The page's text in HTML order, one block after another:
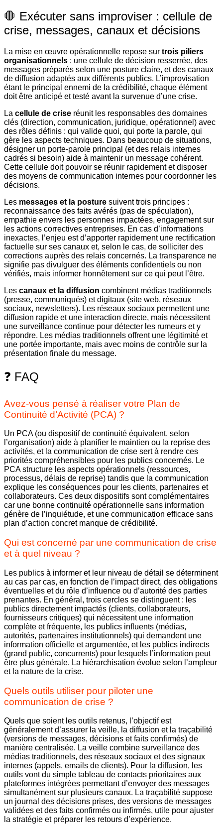
🛑 Exécuter sans improviser : cellule de
crise, messages, canaux et décisions
La mise en œuvre opérationnelle repose sur trois piliers
organisationnels : une cellule de décision resserrée, des
messages préparés selon une posture claire, et des canaux
de diffusion adaptés aux différents publics. L’improvisation
étant le principal ennemi de la crédibilité, chaque élément
doit être anticipé et testé avant la survenue d’une crise.
La cellule de crise réunit les responsables des domaines
clés (direction, communication, juridique, opérationnel) avec
des rôles définis : qui valide quoi, qui porte la parole, qui
gère les aspects techniques. Dans beaucoup de situations,
désigner un porte-parole principal (et des relais internes
cadrés si besoin) aide à maintenir un message cohérent.
Cette cellule doit pouvoir se réunir rapidement et disposer
des moyens de communication internes pour coordonner les
décisions.
Les messages et la posture suivent trois principes :
reconnaissance des faits avérés (pas de spéculation),
empathie envers les personnes impactées, engagement sur
les actions correctives entreprises. En cas d’informations
inexactes, l’enjeu est d’apporter rapidement une rectification
factuelle sur ses canaux et, selon le cas, de solliciter des
corrections auprès des relais concernés. La transparence ne
signifie pas divulguer des éléments confidentiels ou non
vérifiés, mais informer honnêtement sur ce qui peut l’être.
Les canaux et la diffusion combinent médias traditionnels
(presse, communiqués) et digitaux (site web, réseaux
sociaux, newsletters). Les réseaux sociaux permettent une
diffusion rapide et une interaction directe, mais nécessitent
une surveillance continue pour détecter les rumeurs et y
répondre. Les médias traditionnels offrent une légitimité et
une portée importante, mais avec moins de contrôle sur la
présentation finale du message.
❓ FAQ
Avez-vous pensé à réaliser votre Plan de
Continuité d’Activité (PCA) ?
Un PCA (ou dispositif de continuité équivalent, selon
l’organisation) aide à planifier le maintien ou la reprise des
activités, et la communication de crise sert à rendre ces
priorités compréhensibles pour les publics concernés. Le
PCA structure les aspects opérationnels (ressources,
processus, délais de reprise) tandis que la communication
explique les conséquences pour les clients, partenaires et
collaborateurs. Ces deux dispositifs sont complémentaires
car une bonne continuité opérationnelle sans information
génère de l’inquiétude, et une communication efficace sans
plan d’action concret manque de crédibilité.
Qui est concerné par une communication de crise
et à quel niveau ?
Les publics à informer et leur niveau de détail se déterminent
au cas par cas, en fonction de l’impact direct, des obligations
éventuelles et du rôle d’influence ou d’autorité des parties
prenantes. En général, trois cercles se distinguent : les
publics directement impactés (clients, collaborateurs,
fournisseurs critiques) qui nécessitent une information
complète et fréquente, les publics influents (médias,
autorités, partenaires institutionnels) qui demandent une
information officielle et argumentée, et les publics indirects
(grand public, concurrents) pour lesquels l’information peut
être plus générale. La hiérarchisation évolue selon l’ampleur
et la nature de la crise.
Quels outils utiliser pour piloter une
communication de crise ?
Quels que soient les outils retenus, l’objectif est
généralement d’assurer la veille, la diffusion et la traçabilité
(versions de messages, décisions et faits confirmés) de
manière centralisée. La veille combine surveillance des
médias traditionnels, des réseaux sociaux et des signaux
internes (appels, emails de clients). Pour la diffusion, les
outils vont du simple tableau de contacts prioritaires aux
plateformes intégrées permettant d’envoyer des messages
simultanément sur plusieurs canaux. La traçabilité suppose
un journal des décisions prises, des versions de messages
validées et des faits confirmés ou infirmés, utile pour ajuster
la stratégie et préparer les retours d’expérience.